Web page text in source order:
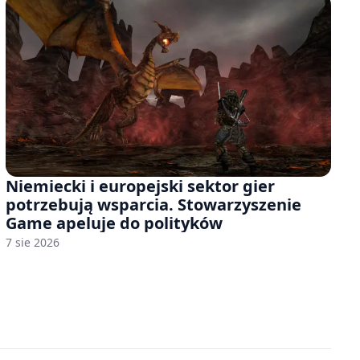
Niemiecki i europejski sektor gier
potrzebują wsparcia. Stowarzyszenie
Game apeluje do polityków
7 sie 2026